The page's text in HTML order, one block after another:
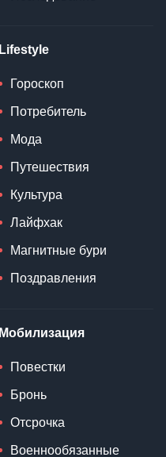
Lifestyle
Гороскоп
Потребитель
Мода
Путешествия
Культура
Лайфхак
Магнитные бури
Поздравления
Мобилизация
Повестки
Бронь
Отсрочка
Военнообязанные